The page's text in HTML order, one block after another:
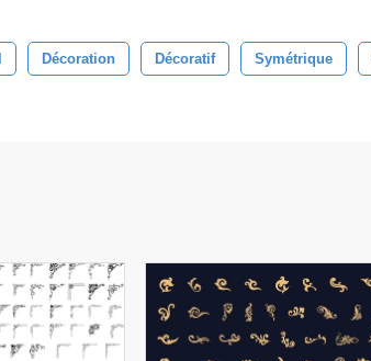
Décoration Décoratif Symétrique